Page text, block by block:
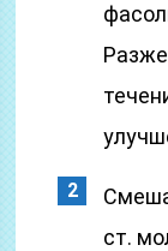
ст.